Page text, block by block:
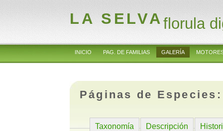
LA SELVAflorula
INICIO PAG. DE FAMILIAS GALERÍA
Páginas de
Taxonomía Descripción